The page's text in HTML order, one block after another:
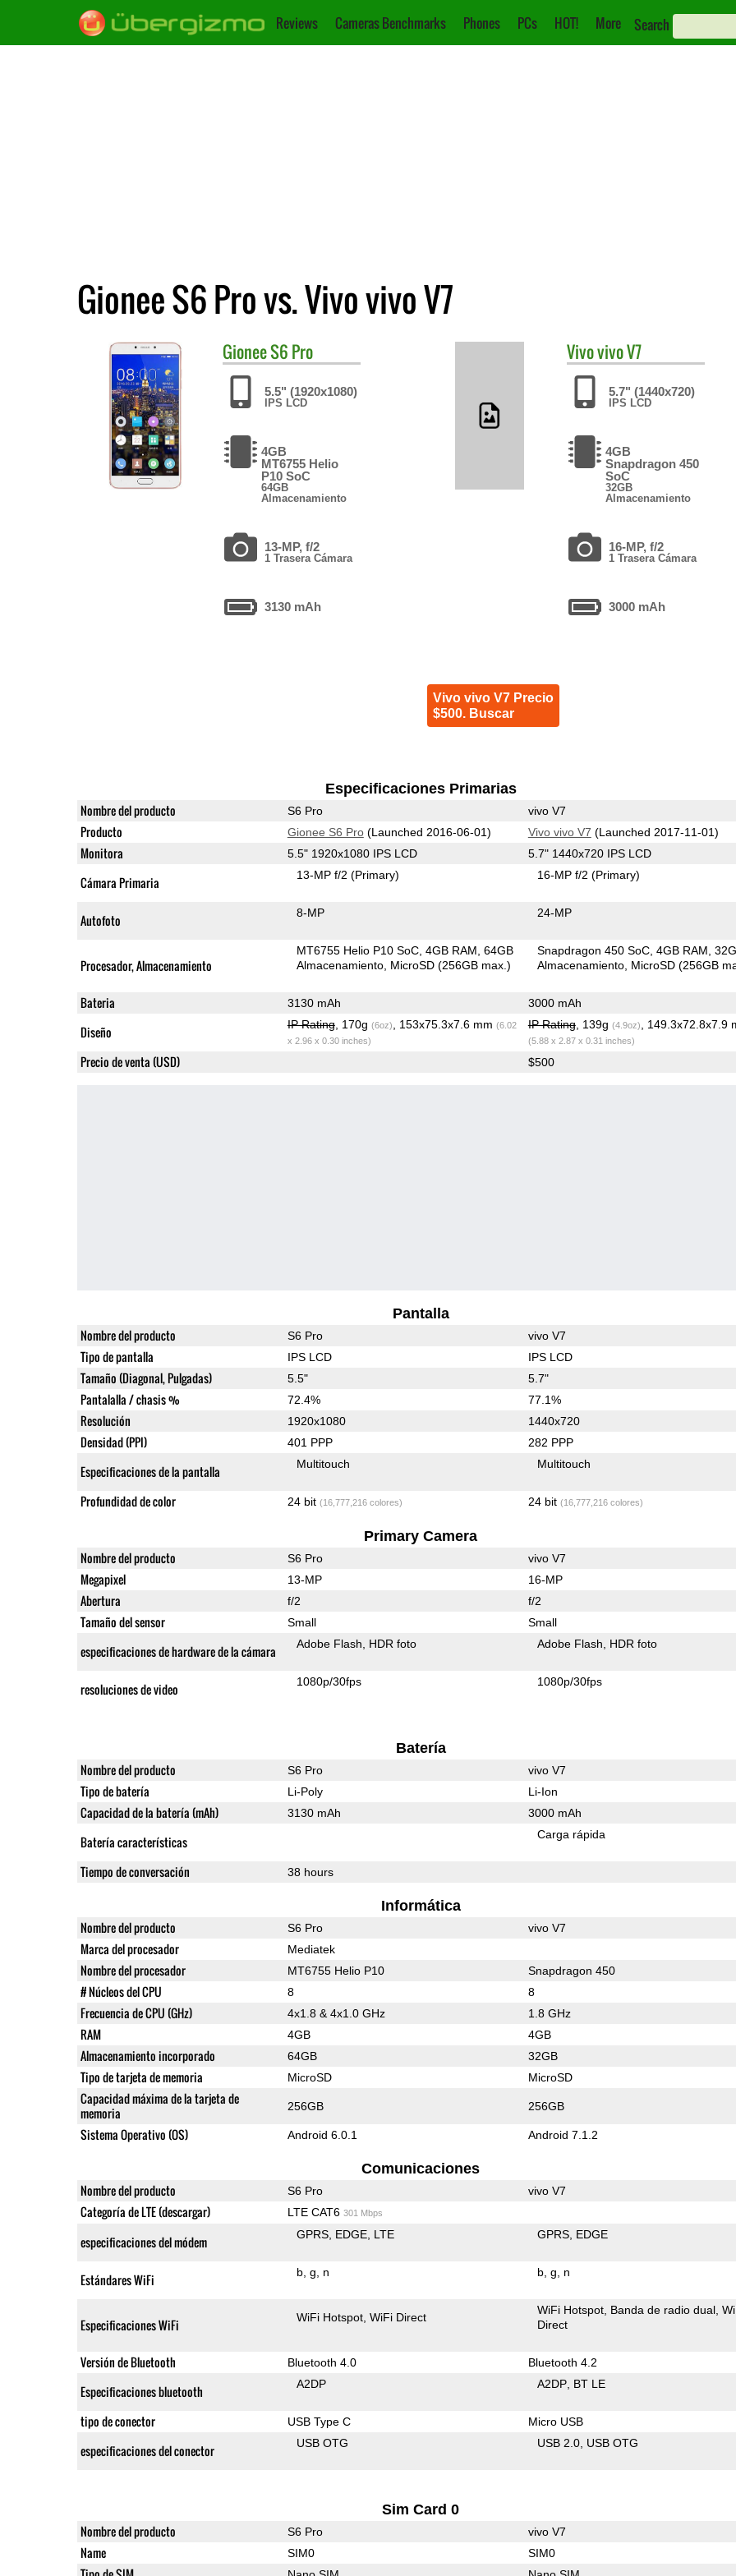
Reviews Cameras Benchmarks Phones PCs HOT! More Search
Gionee S6 Pro vs. Vivo vivo V7
GioneeS6 Pro
5.5" (1920x1080)
IPS LCD
4GB
MT6755 Helio
P10 SoC
64GB
Almacenamiento
13-MP, f/2
1 Trasera Cámara
3130 mAh
Vivovivo V7
5.7" (1440x720)
IPS LCD
4GB
Snapdragon 450
SoC
32GB
Almacenamiento
16-MP, f/2
1 Trasera Cámara
3000 mAh
Vivo vivo V7 Precio
$500. Buscar
Especificaciones Primarias
Nombre del producto S6 Pro vivo V7
Producto Gionee S6 Pro(Launched 2016-06-01) Vivo vivo V7 (Launched 2017-11-01)
Monitora 5.5" 1920x1080 IPS LCD 5.7" 1440x720 IPS LCD
Cámara Primaria 13-MP f/2(Primary) 16-MP f/2(Primary)
Autofoto 8-MP 24-MP
Procesador, Almacenamiento
MT6755 Helio P10 SoC 4GB RAM 64GB
Almacenamiento MicroSD (256GB max.)
Snapdragon 450 SoC 4GB RAM
Almacenamiento MicroSD (256GB
Bateria 3130 mAh 3000 mAh
Diseño IP Rating, 170g (6oz) , 153x75.3x7.6 mm (6.02
x 2.96 x 0.30 inches)
IP Rating, 139g (4.9oz) , 149.3x72.8x7.9
(5.88 x 2.87 x 0.31 inches)
Precio de venta (USD) $500
Pantalla
Nombre del producto S6 Pro vivo V7
Tipo de pantalla IPS LCD IPS LCD
Tamaño (Diagonal, Pulgadas) 5.5" 5.7"
Pantalalla / chasis % 72.4% 77.1%
Resolución 1920x1080 1440x720
Densidad (PPI) 401 PPP 282 PPP
Especificaciones de la pantalla Multitouch Multitouch
Profundidad de color 24 bit (16,777,216 colores) 24 bit (16,777,216 colores)
Primary Camera
Nombre del producto S6 Pro vivo V7
Megapixel 13-MP 16-MP
Abertura f/2 f/2
Tamaño del sensor Small Small
especificaciones de hardware de la cámara Adobe Flash HDR foto Adobe Flash HDR foto
resoluciones de video 1080p/30fps 1080p/30fps
Batería
Nombre del producto S6 Pro vivo V7
Tipo de batería Li-Poly Li-Ion
Capacidad de la batería (mAh) 3130 mAh 3000 mAh
Batería características Carga rápida
Tiempo de conversación 38 hours
Informática
Nombre del producto S6 Pro vivo V7
Marca del procesador Mediatek
Nombre del procesador MT6755 Helio P10 Snapdragon 450
# Núcleos del CPU 8 8
Frecuencia de CPU (GHz) 4x1.8 & 4x1.0 GHz 1.8 GHz
RAM 4GB 4GB
Almacenamiento incorporado 64GB 32GB
Tipo de tarjeta de memoria MicroSD MicroSD
Capacidad máxima de la tarjeta de
memoria
256GB 256GB
Sistema Operativo (OS) Android 6.0.1 Android 7.1.2
Comunicaciones
Nombre del producto S6 Pro vivo V7
Categoría de LTE (descargar) LTE CAT6 301 Mbps
especificaciones del módem GPRS EDGE LTE GPRS EDGE
Estándares WiFi b g n b g n
Especificaciones WiFi WiFi Hotspot WiFi Direct
WiFi Hotspot Banda de radio dual
Direct
Versión de Bluetooth Bluetooth 4.0 Bluetooth 4.2
Especificaciones bluetooth A2DP A2DP BT LE
tipo de conector USB Type C Micro USB
especificaciones del conector USB OTG USB 2.0 USB OTG
Sim Card 0
Nombre del producto S6 Pro vivo V7
Name SIM0 SIM0